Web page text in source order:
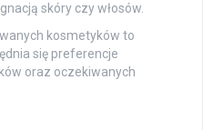
skóry czy włosów.
kosmetyków to
się preferencje
oraz oczekiwanych